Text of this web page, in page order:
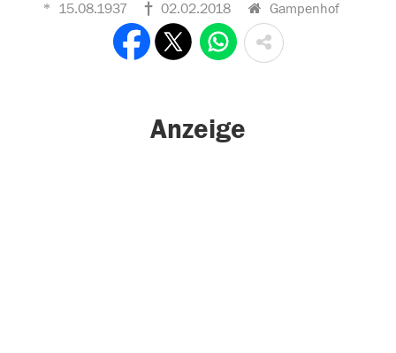
15.08.1937 02.02.2018 Gampenhof
Anzeige